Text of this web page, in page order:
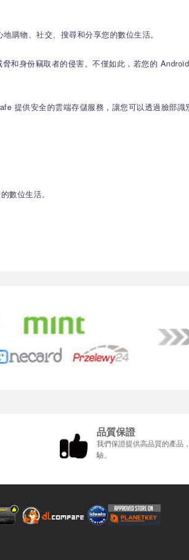
購物、社交、搜尋和分享您的數位生活。
和身份竊取者的侵害。不僅如此，若您的
提供安全的雲端存儲服務，讓您可以透過臉部識
數位生活。
品質保證
我們保證提供高品質的產品
驗。